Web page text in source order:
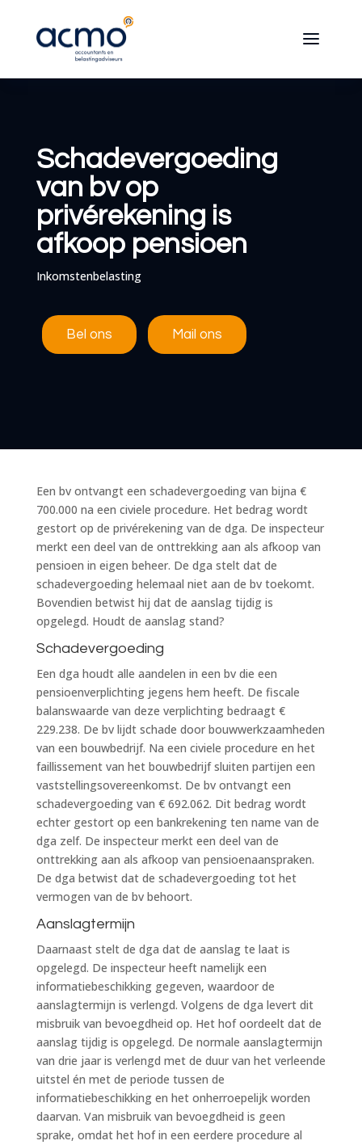
Schadevergoeding
van bv op
privérekening is
afkoop pensioen
Inkomstenbelasting
Bel ons Mail ons
Een bv ontvangt een schadevergoeding van bijna €
700.000 na een civiele procedure. Het bedrag wordt
gestort op de privérekening van de dga. De inspecteur
merkt een deel van de onttrekking aan als afkoop van
pensioen in eigen beheer. De dga stelt dat de
schadevergoeding helemaal niet aan de bv toekomt.
Bovendien betwist hij dat de aanslag tijdig is
opgelegd. Houdt de aanslag stand?
Schadevergoeding
Een dga houdt alle aandelen in een bv die een
pensioenverplichting jegens hem heeft. De fiscale
balanswaarde van deze verplichting bedraagt €
229.238. De bv lijdt schade door bouwwerkzaamheden
van een bouwbedrijf. Na een civiele procedure en het
faillissement van het bouwbedrijf sluiten partijen een
vaststellingsovereenkomst. De bv ontvangt een
schadevergoeding van € 692.062. Dit bedrag wordt
echter gestort op een bankrekening ten name van de
dga zelf. De inspecteur merkt een deel van de
onttrekking aan als afkoop van pensioenaanspraken.
De dga betwist dat de schadevergoeding tot het
vermogen van de bv behoort.
Aanslagtermijn
Daarnaast stelt de dga dat de aanslag te laat is
opgelegd. De inspecteur heeft namelijk een
informatiebeschikking gegeven, waardoor de
aanslagtermijn is verlengd. Volgens de dga levert dit
misbruik van bevoegdheid op. Het hof oordeelt dat de
aanslag tijdig is opgelegd. De normale aanslagtermijn
van drie jaar is verlengd met de duur van het verleende
uitstel én met de periode tussen de
informatiebeschikking en het onherroepelijk worden
daarvan. Van misbruik van bevoegdheid is geen
sprake, omdat het hof in een eerdere procedure al